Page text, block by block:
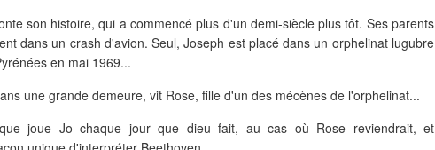
son histoire, qui a commencé plus d'un demi-siècle plus tôt. Ses parents
dans un crash d'avion. Seul, Joseph est placé dans un orphelinat lugubre
en mai 1969...
une grande demeure, vit Rose, fille d'un des mécènes de l'orphelinat...
joue Jo chaque jour que dieu fait, au cas où Rose reviendrait, et